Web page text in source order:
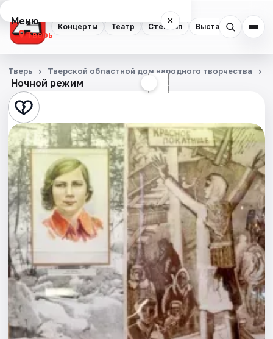
Концерты Театр Стендап Выставки
Меню ×
Тверь
Концерты
Театр
Стендап
Выставки
Квесты
Экскурсии
Спорт
События
Города
Площадки
Ночной режим ☾
Тверь Тверской областной дом народного творчества